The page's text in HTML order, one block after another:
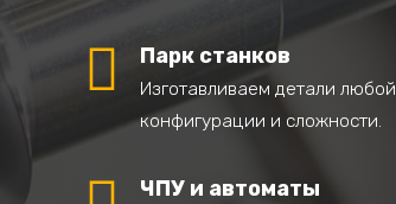
 Парк станков
Изготавливаем детали любой
конфигурации и сложности.
ЧПУ и автоматы